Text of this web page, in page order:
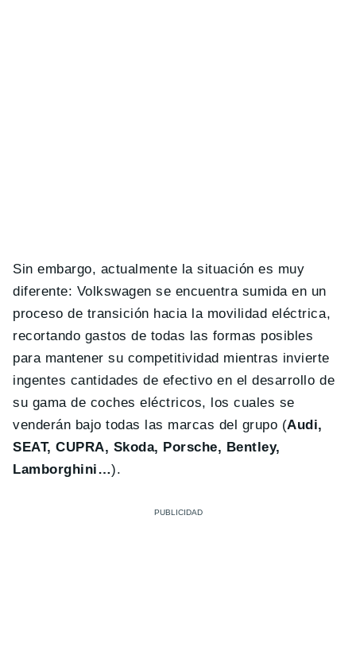
Sin embargo, actualmente la situación es muy
diferente: Volkswagen se encuentra sumida en un
proceso de transición hacia la movilidad eléctrica,
recortando gastos de todas las formas posibles
para mantener su competitividad mientras invierte
ingentes cantidades de efectivo en el desarrollo de
su gama de coches eléctricos, los cuales se
venderán bajo todas las marcas del grupo (Audi,
SEAT, CUPRA, Skoda, Porsche, Bentley,
Lamborghini…).